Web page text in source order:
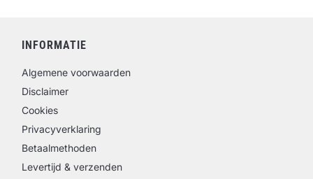
INFORMATIE
Algemene voorwaarden
Disclaimer
Cookies
Privacyverklaring
Betaalmethoden
Levertijd & verzenden